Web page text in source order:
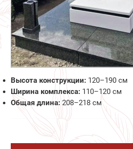
Высота конструкции:120–190 см
Ширина комплекса:110–120 см
Общая длина:208–218 см